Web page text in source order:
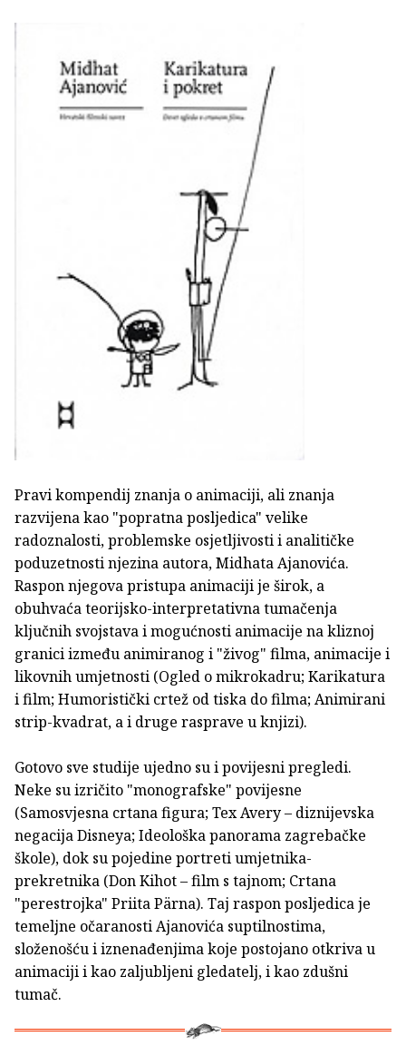
Pravi kompendij znanja o animaciji, ali znanja
razvijena kao "popratna posljedica" velike
radoznalosti, problemske osjetljivosti i analitičke
poduzetnosti njezina autora, Midhata Ajanovića.
Raspon njegova pristupa animaciji je širok, a
obuhvaća teorijsko-interpretativna tumačenja
ključnih svojstava i mogućnosti animacije na kliznoj
granici između animiranog i "živog" filma, animacije i
likovnih umjetnosti (Ogled o mikrokadru; Karikatura
i film; Humoristički crtež od tiska do filma; Animirani
strip-kvadrat, a i druge rasprave u knjizi).
Gotovo sve studije ujedno su i povijesni pregledi.
Neke su izričito "monografske" povijesne
(Samosvjesna crtana figura; Tex Avery – diznijevska
negacija Disneya; Ideološka panorama zagrebačke
škole), dok su pojedine portreti umjetnika-
prekretnika (Don Kihot – film s tajnom; Crtana
"perestrojka" Priita Pärna). Taj raspon posljedica je
temeljne očaranosti Ajanovića suptilnostima,
složenošću i iznenađenjima koje postojano otkriva u
animaciji i kao zaljubljeni gledatelj, i kao zdušni
tumač.